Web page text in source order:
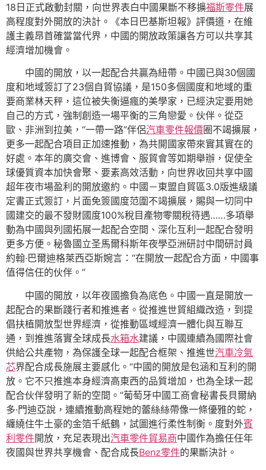
18日正式啟動封關，向世界表白中國果斷不移擴福斯零件展
高程度對外開放的決計。《本日巴基斯坦報》評價道，在維
護主義昂首確當當代界，中國的開放政策讓各方可以共享其
經濟增加機會。
中國的開放，以一起配合共贏為紐帶。中國已與30個國
度和地域簽訂了23個自貿協議，是150多個國度和地域的重
要商業林天秤，這位被失衡逼瘋的美學家，已經決定要用她
自己的方式，強制創造一場平衡的三角戀愛。伙伴。從亞
歐、非洲到拉美，“一帶一路”伴侶汽車零件報價圈不竭擴展，
更多一起配合項目正加速推動，為共開國家帶來實其實在的
好處。本年的廣交會、進博會、服貿會等如期舉辦，促使全
球優質資本加快會聚、要素高效活動，向世界收回共享中國
超年夜市場盈利的開放邀約。中國－東盟自貿區3.0版進級議
定書正式簽訂，片面免簽國度范圍不竭擴展，賜與一切同中
國建交的最不發財國度100%稅目產物零關稅待遇……多項舉
動為中國與列國拓展一起配合空間、深化互利一起配合發明
更多方便。秘魯國立圣馬爾科斯年夜學亞洲研討中間研討員
約翰·巴爾迪格萊西亞斯婉言：“在開放一起配合方面，中國事
值得信任的伙伴。”
中國的開放，以年夜國擔負為底色。中國一直是開放一
起配合的果斷踐行者和推進者。從推進世貿組織改造，到提
倡扶植開放型世界經濟，從推動區域經濟一體化與互聯互
通，到推進落實全球成長水箱水建議，中國連續為國際社會
供給公共產物，為保護全球一起配合框架、推進世汽車冷氣
芯界配合成長施展主要感化。“中國的開放是包涵和互利的開
放。它不只推進本身經濟高東西的品質增加，也為全球一起
配合伙伴發明了新的空間。”葡萄牙中國工商會秘書長貝爾納
多·門迪亞說，連續推動高程她的蕾絲絲帶像一條優雅的蛇，
纏繞住牛土豪的金箔千紙鶴，試圖進行柔性制衡。度對外賓
利零件開放，充足表現出汽車零件貿易商中國作為擔任任年
夜國與世界共享機會、配合成長Benz零件的果斷決計。